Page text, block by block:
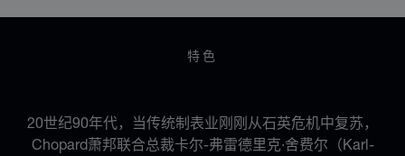
特色
20世纪90年代，当传统制表业刚刚从石英危机中复苏，
Chopard萧邦联合总裁卡尔-弗雷德里克·舍费尔（Karl-